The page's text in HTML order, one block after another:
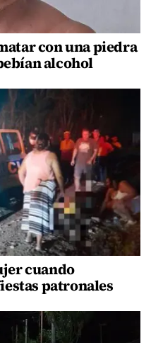
con una piedra
alcohol
cuando
patronales